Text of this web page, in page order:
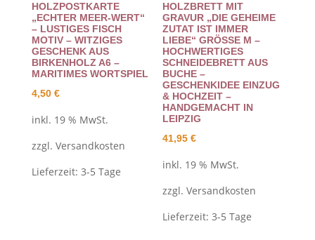
HOLZPOSTKARTE
„ECHTER MEER-WERT“
– LUSTIGES FISCH
MOTIV – WITZIGES
GESCHENK AUS
BIRKENHOLZ A6 –
MARITIMES WORTSPIEL
4,50 €
inkl. 19 % MwSt.
zzgl. Versandkosten
Lieferzeit: 3-5 Tage
HOLZBRETT MIT
GRAVUR „DIE GEHEIME
ZUTAT IST IMMER
LIEBE“ GRÖSSE M – H
OCHWERTIGES S
CHNEIDEBRETT AUS B
UCHE – G
ESCHENKIDEE EINZUG &
HOCHZEIT – H
ANDGEMACHT IN L
EIPZIG
41,95€
inkl. 19 % MwSt.
zzgl.Versandkosten
Lieferzeit:3-5 Tage